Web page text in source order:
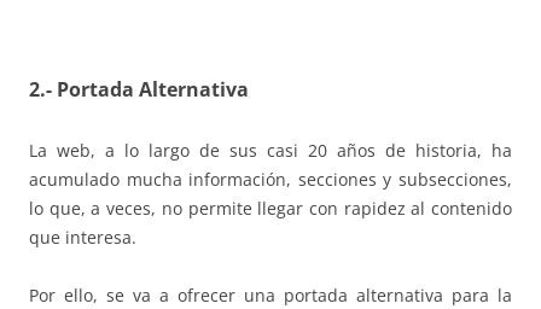
2.- Portada Alternativa
La web, a lo largo de sus casi 20 años de historia, ha
acumulado mucha información, secciones y subsecciones,
lo que, a veces, no permite llegar con rapidez al contenido
que interesa.
Por ello, se va a ofrecer una portada alternativa para la